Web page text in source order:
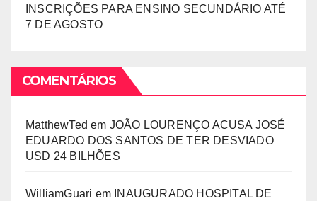
INSCRIÇÕES PARA ENSINO SECUNDÁRIO ATÉ
7 DE AGOSTO
COMENTÁRIOS
MatthewTed em JOÃO LOURENÇO ACUSA JOSÉ
EDUARDO DOS SANTOS DE TER DESVIADO
USD 24 BILHÕES
WilliamGuari em INAUGURADO HOSPITAL DE